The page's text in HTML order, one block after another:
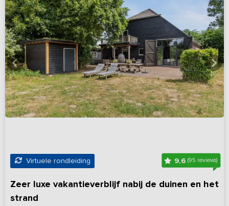
Virtuele rondleiding 9,6 (95 reviews)
Zeer luxe vakantieverblijf nabij de duinen en het
strand